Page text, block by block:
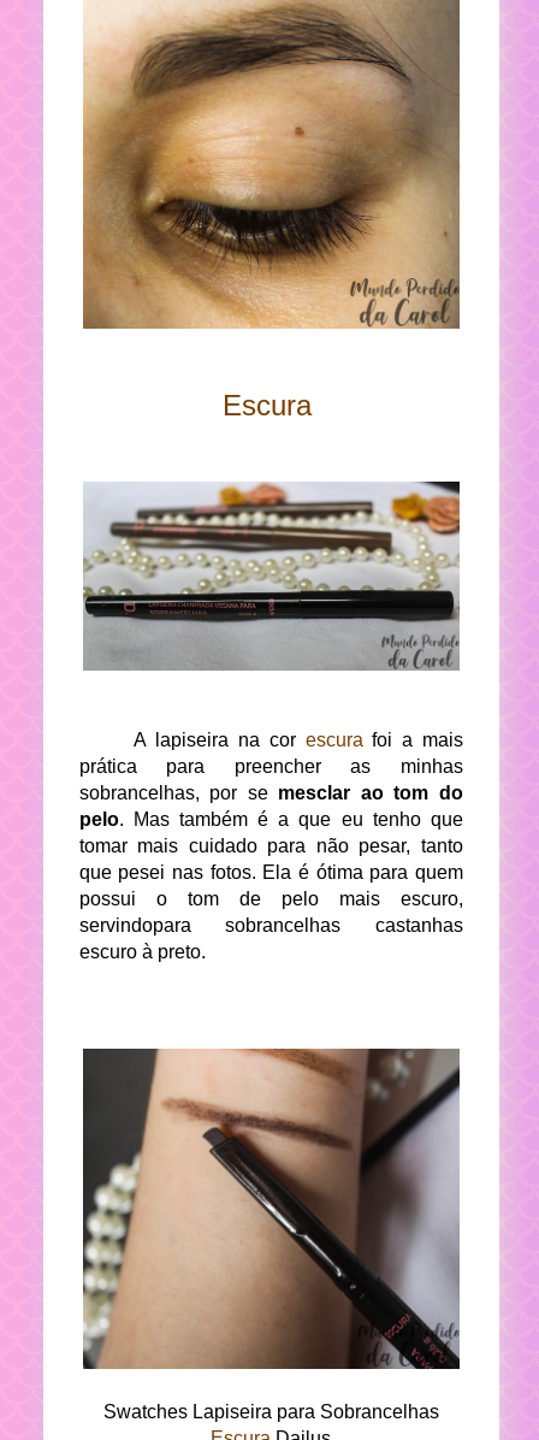
Escura
A lapiseira na cor escura foi a mais
prática para preencher as minhas
sobrancelhas, por se mesclar ao tom do
pelo. Mas também é a que eu tenho que
tomar mais cuidado para não pesar, tanto
que pesei nas fotos. Ela é ótima para quem
possui o tom de pelo mais escuro,
servindopara sobrancelhas castanhas
escuro à preto.
Swatches Lapiseira para Sobrancelhas